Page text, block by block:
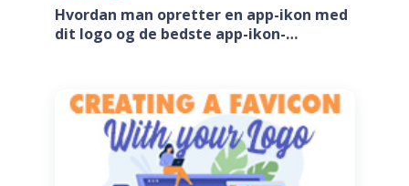
Hvordan man opretter en app-ikon med
dit logo og de bedste app-ikon-